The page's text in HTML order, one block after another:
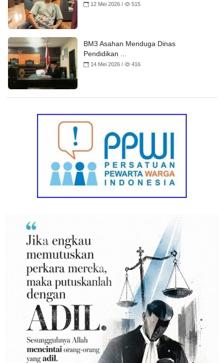
12 Mei 2026 / 515
BM3 Asahan Menduga Dinas
Pendidikan ...
14 Mei 2026 / 416